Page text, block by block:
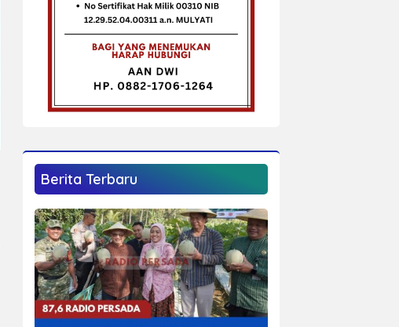
Berita Terbaru